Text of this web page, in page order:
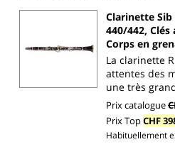
Clarinette Sib
440/442,
Corps en
La clarinette
attentes des
une très
Prix catalogue
Prix TopCHF
Habituellement